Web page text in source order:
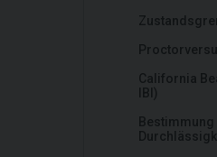
California
IBI)
Bestimmung